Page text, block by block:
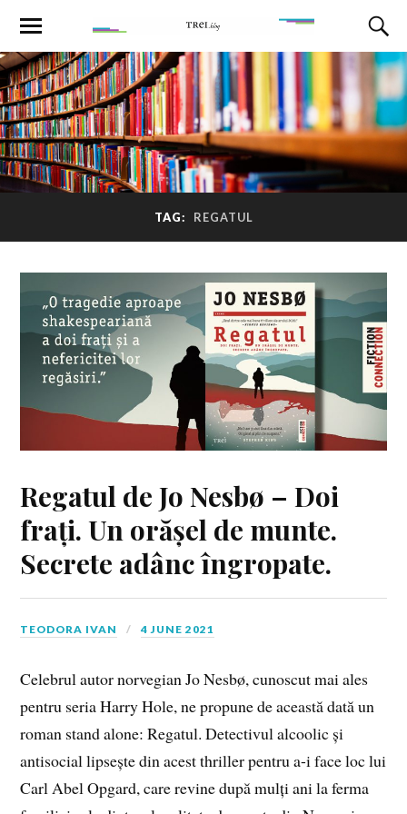
TAG: REGATUL
Regatul de Jo Nesbø – Doi
frați. Un orășel de munte.
Secrete adânc îngropate.
TEODORA IVAN 4 JUNE 2021
Celebrul autor norvegian Jo Nesbø, cunoscut mai ales
pentru seria Harry Hole, ne propune de această dată un
roman stand alone: Regatul. Detectivul alcoolic și
antisocial lipsește din acest thriller pentru a-i face loc lui
Carl Abel Opgard, care revine după mulți ani la ferma